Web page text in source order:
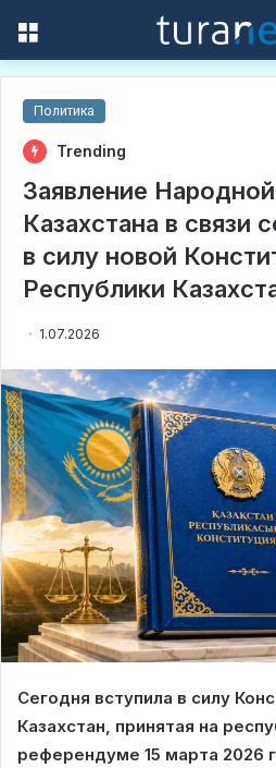
Политика
Trending
Заявление
Казахстана в связи
в силу новой
Республики
1.07.2026
Сегодня вступила в силу
Казахстан, принятая на
референдуме 15 марта 2026